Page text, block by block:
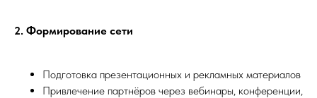
2. Формирование сети
Подготовка презентационных и рекламных материалов
Привлечение партнёров через вебинары, конференции,